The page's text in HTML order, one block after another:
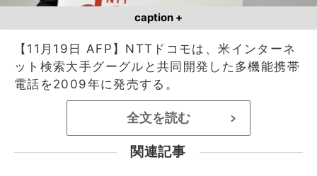
caption +
【11月19日 AFP】NTTドコモは、米インターネ
ット検索大手グーグルと共同開発した多機能携帯
電話を2009年に発売する。
全文を読む >
関連記事